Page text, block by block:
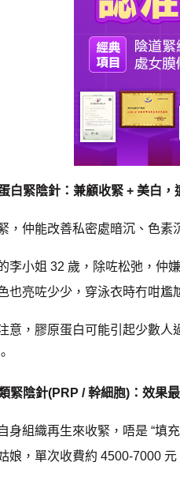
白緊陰針：兼顧收緊 + 美白，
仲能改善私密處暗沉、色素
小姐 32 歲，除咗松弛，仲嫌
也亮咗少少，穿泳衣時冇咁尷
，膠原蛋白可能引起少數人
緊陰針(PRP / 幹細胞)：效果
組織再生來收緊，唔是 “填充
娘，單次收費約 4500-7000 元